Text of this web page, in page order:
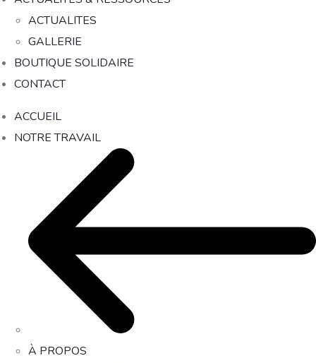
ACTUALITES
GALLERIE
BOUTIQUE SOLIDAIRE
CONTACT
ACCUEIL
NOTRE TRAVAIL
À PROPOS